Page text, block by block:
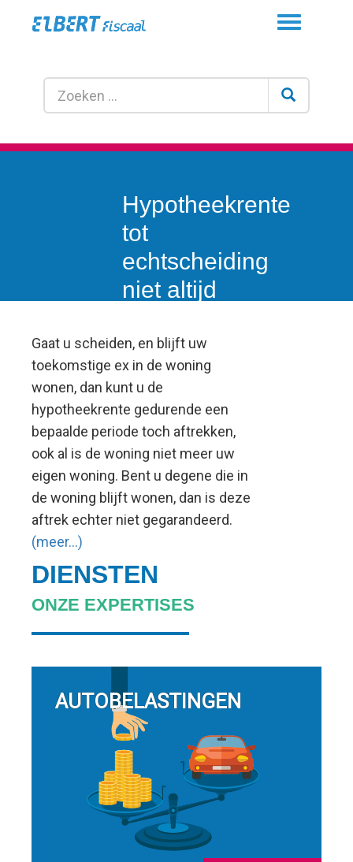
Toggle
Hypotheekrente
tot
echtscheiding
niet altijd
Gaat u scheiden, en blijft uw
toekomstige ex in de woning
wonen, dan kunt u de
hypotheekrente gedurende een
bepaalde periode toch aftrekken,
ook al is de woning niet meer uw
eigen woning. Bent u degene die in
de woning blijft wonen, dan is deze
aftrek echter niet gegarandeerd.
(meer…)
DIENSTEN
ONZE EXPERTISES
AUTOBELASTINGEN